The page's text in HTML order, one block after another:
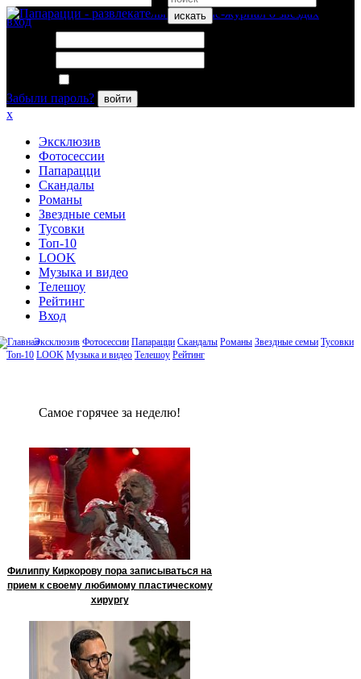
искать
вход
Забыли пароль?
войти
x
Эксклюзив
Фотосессии
Папарацци
Скандалы
Романы
Звездные семьи
Тусовки
Топ-10
LOOK
Музыка и видео
Телешоу
Рейтинг
Вход
Эксклюзив Фотосессии Папарацци Скандалы Романы Звездные семьи Тусовки
Топ-10 LOOK Музыка и видео Телешоу Рейтинг
Сaмое гoрячее за неделю!
Филиппу Киркорову пора записываться на
прием к своему любимому пластическому
хирургу